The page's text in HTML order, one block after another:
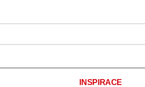
INSPIRACE